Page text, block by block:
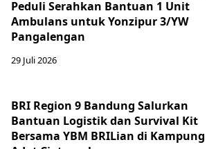
Peduli Serahkan Bantuan 1 Unit
Ambulans untuk Yonzipur 3/YW
Pangalengan
29 Juli 2026
BRI Region 9 Bandung Salurkan
Bantuan Logistik dan Survival Kit
Bersama YBM BRILian di Kampung